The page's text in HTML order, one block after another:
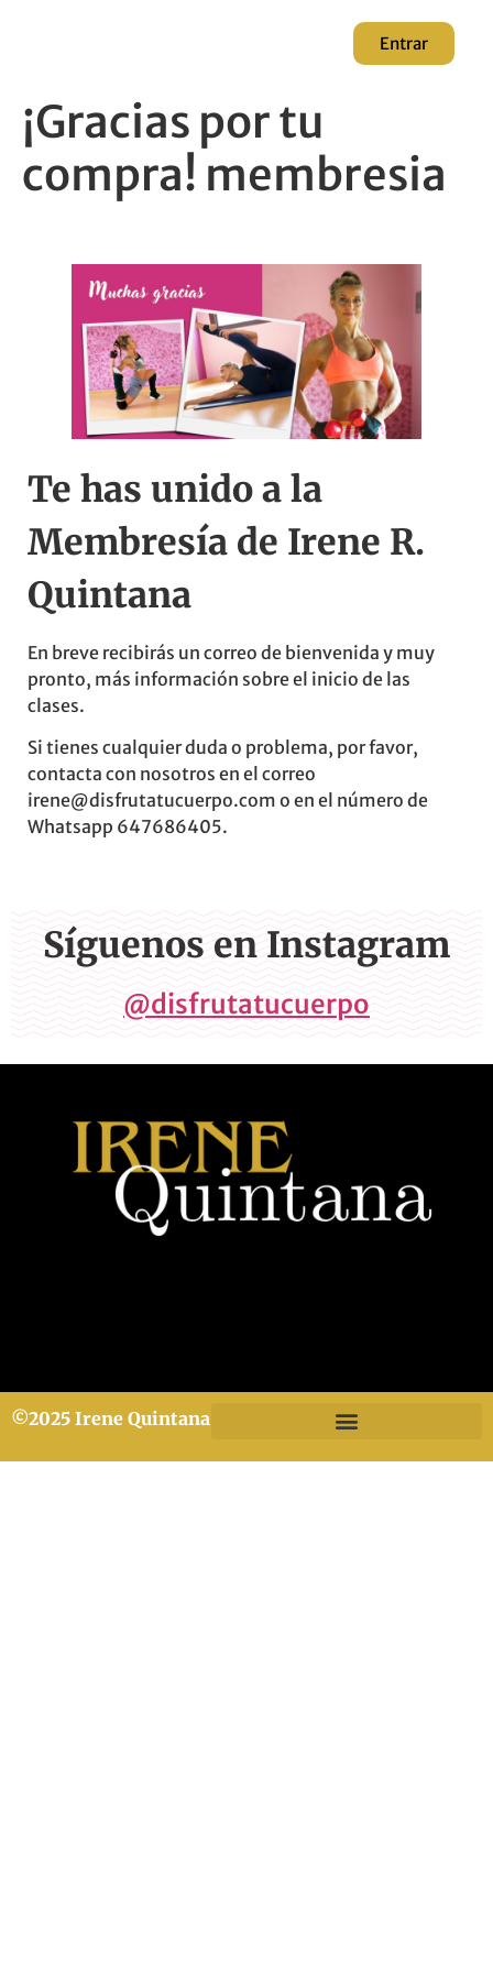
Entrar
¡Gracias por tu
compra! membresia
Te has unido a la
Membresía de Irene R.
Quintana
En breve recibirás un correo de bienvenida y muy
pronto, más información sobre el inicio de las
clases.
Si tienes cualquier duda o problema, por favor,
contacta con nosotros en el correo
irene@disfrutatucuerpo.com o en el número de
Whatsapp 647686405.
Síguenos en Instagram
@disfrutatucuerpo
©2025 Irene Quintana